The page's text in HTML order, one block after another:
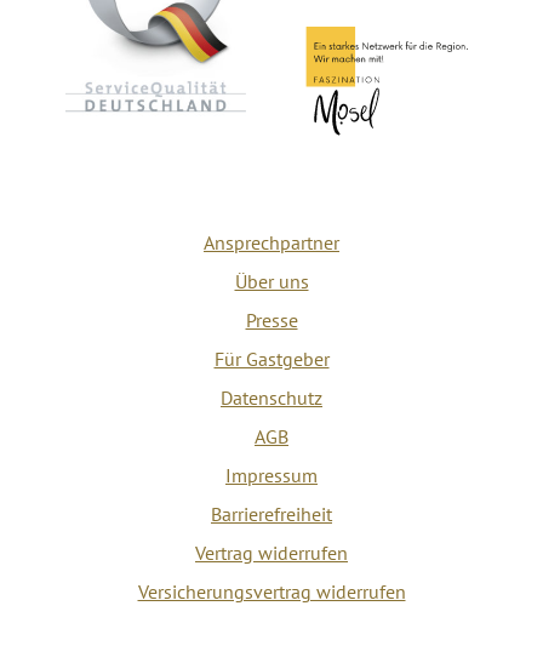
Ansprechpartner
Über uns
Presse
Für Gastgeber
Datenschutz
AGB
Impressum
Barrierefreiheit
Vertrag widerrufen
Versicherungsvertrag widerrufen